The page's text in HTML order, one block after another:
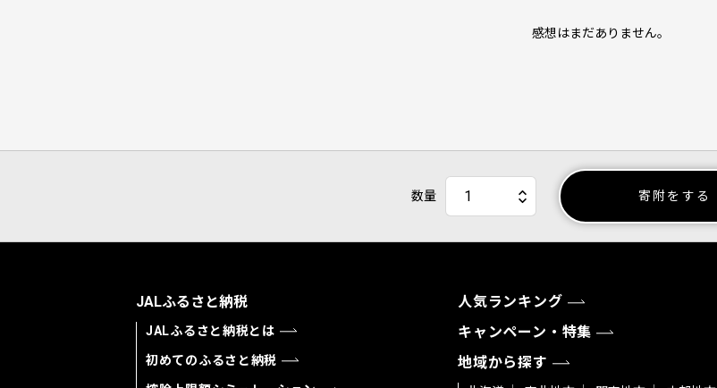
感想はまだありません。
数量 寄附をする
JALふるさと納税
JALふるさと納税とは
初めてのふるさと納税
人気ランキング
キャンペーン・特集
地域から探す